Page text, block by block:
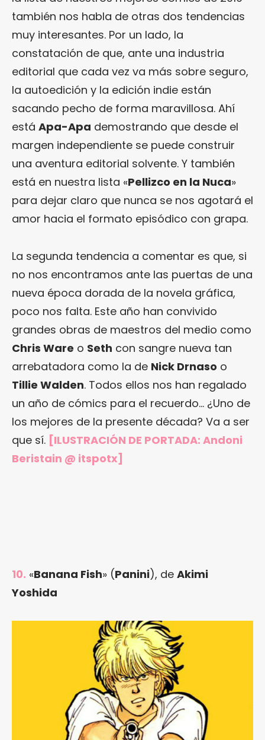
también nos habla de otras dos tendencias
muy interesantes. Por un lado, la
constatación de que, ante una industria
editorial que cada vez va más sobre seguro,
la autoedición y la edición indie están
sacando pecho de forma maravillosa. Ahí
está Apa-Apa demostrando que desde el
margen independiente se puede construir
una aventura editorial solvente. Y también
está en nuestra lista «Pellizco en la Nuca»
para dejar claro que nunca se nos agotará el
amor hacia el formato episódico con grapa.
La segunda tendencia a comentar es que, si
no nos encontramos ante las puertas de una
nueva época dorada de la novela gráfica,
poco nos falta. Este año han convivido
grandes obras de maestros del medio como
Chris Ware o Seth con sangre nueva tan
arrebatadora como la de Nick Drnaso o
Tillie Walden. Todos ellos nos han regalado
un año de cómics para el recuerdo… ¿Uno de
los mejores de la presente década? Va a ser
que sí. [ILUSTRACIÓN DE PORTADA: Andoni
Beristain @ itspotx]
10. «Banana Fish» (Panini), de Akimi
Yoshida